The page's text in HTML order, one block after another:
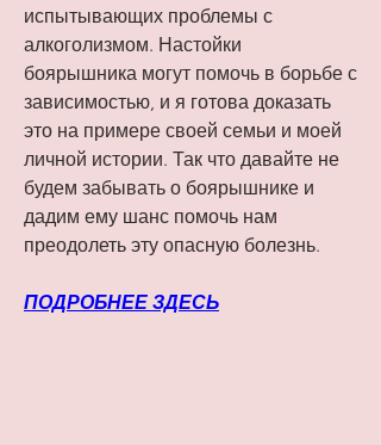
испытывающих проблемы с
алкоголизмом. Настойки
боярышника могут помочь в борьбе с
зависимостью, и я готова доказать
это на примере своей семьи и моей
личной истории. Так что давайте не
будем забывать о боярышнике и
дадим ему шанс помочь нам
преодолеть эту опасную болезнь.
ПОДРОБНЕЕ ЗДЕСЬ